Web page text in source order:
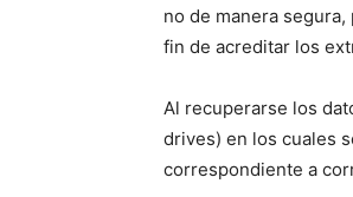
no de manera
fin de acreditar los
Al recuperarse los
drives) en los cuales
correspondiente a